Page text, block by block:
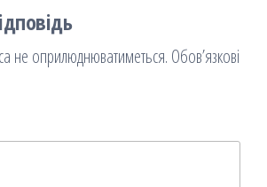
не оприлюднюватиметься. Обов’язкові